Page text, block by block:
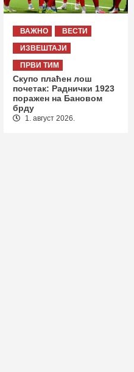
ВАЖНО
ВЕСТИ
ИЗВЕШТАЈИ
ПРВИ ТИМ
Скупо плаћен лош
почетак: Раднички 1923
поражен на Бановом
брду
1. август 2026.